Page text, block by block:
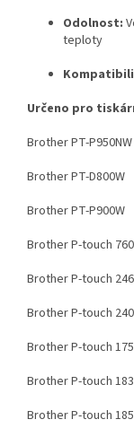
Odolnost:
teploty
Určeno pro
Brother PT-P950NW
Brother PT-D800W
Brother PT-P900W
Brother P-touch
Brother P-touch
Brother P-touch
Brother P-touch
Brother P-touch
Brother P-touch